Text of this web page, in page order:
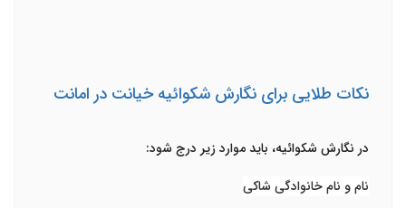
نکات طلایی برای نگارش شکوائیه خیانت در امانت
در نگارش شکوائیه، باید موارد زیر درج شود:
نام و نام خانوادگی شاکی